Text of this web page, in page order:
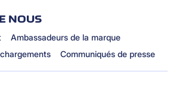
NOUS
Ambassadeurs de la marque
Communiqués de presse